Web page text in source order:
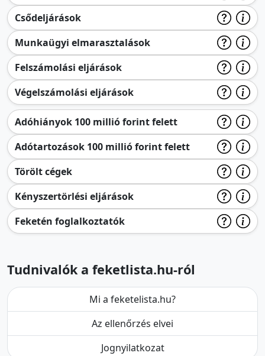
Csődeljárások
Munkaügyi elmarasztalások
Felszámolási eljárások
Végelszámolási eljárások
Adóhiányok 100 millió forint felett
Adótartozások 100 millió forint felett
Törölt cégek
Kényszertörlési eljárások
Feketén foglalkoztatók
Tudnivalók a feketlista.hu-ról
Mi a feketelista.hu?
Az ellenőrzés elvei
Jognyilatkozat